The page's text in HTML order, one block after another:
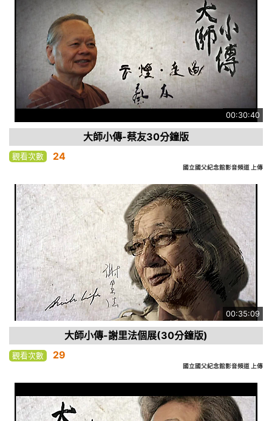
00:30:40
大師小傳-蔡友30分鐘版
觀看次數 24
國立國父紀念館影音頻道 上傳
00:35:09
大師小傳-謝里法個展(30分鐘版)
觀看次數 29
國立國父紀念館影音頻道 上傳